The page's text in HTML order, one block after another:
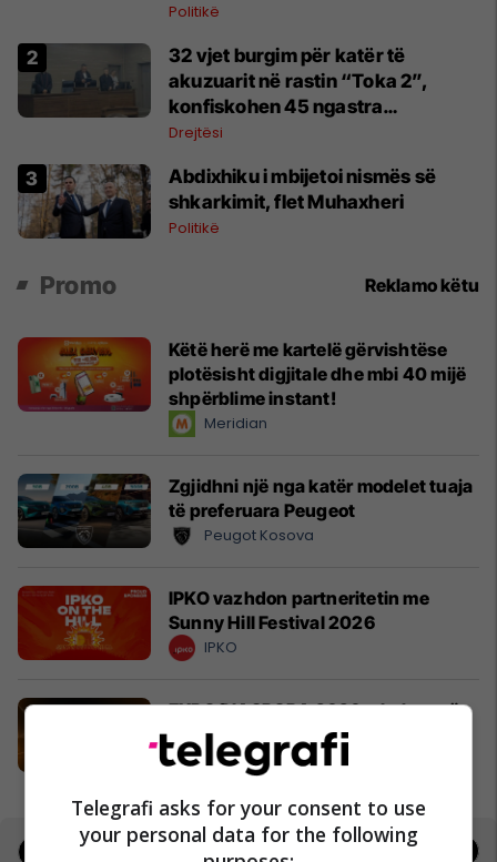
Politikë
32 vjet burgim për katër të
akuzuarit në rastin “Toka 2”,
konfiskohen 45 ngastra
kadastrale
Drejtësi
Abdixhiku i mbijetoi nismës së
shkarkimit, flet Muhaxheri
Politikë
Promo Reklamo këtu
Këtë herë me kartelë gërvishtëse
plotësisht digjitale dhe mbi 40 mijë
shpërblime instant!
Meridian
Zgjidhni një nga katër modelet tuaja
të preferuara Peugeot
Peugot Kosova
IPKO vazhdon partneritetin me
Sunny Hill Festival 2026
IPKO
EXPO DIASPORA 2026 mbahet më
3, 4 dhe 5 gusht në Prishtinë
Expo Prishtina
Real Estate
Telegrafi asks for your consent to use
your personal data for the following